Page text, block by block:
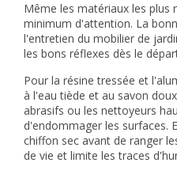
Même les matériaux les plus
minimum d'attention. La
l'entretien du mobilier de
les bons réflexes dès le
Pour la résine tressée et
à l'eau tiède et au savon
abrasifs ou les nettoyeurs
d'endommager les surfaces.
chiffon sec avant de ranger
de vie et limite les traces